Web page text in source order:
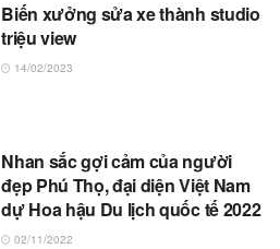
Biến xưởng sửa xe thành studio
triệu view
14/02/2023
Nhan sắc gợi cảm của người
đẹp Phú Thọ, đại diện Việt Nam
dự Hoa hậu Du lịch quốc tế 2022
02/11/2022